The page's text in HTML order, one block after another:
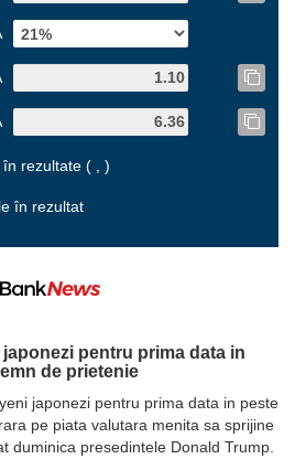
rezultate ( , )
în rezultat
pentru prima data in
de prietenie
japonezi pentru prima data in peste
pe piata valutara menita sa sprijine
duminica presedintele Donald Trump.